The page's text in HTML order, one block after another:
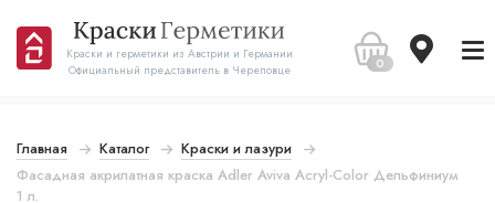
Краски и герметики из Австрии и Германии
Официальный представитель в Череповце
0
Главная Каталог
Краски и лазури
Фасадная акрилатная краска Adler Aviva Acryl-Color Дельфиниум
1 л.